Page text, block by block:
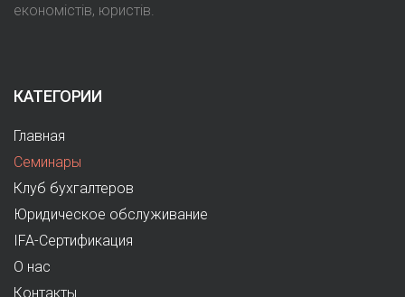
економістів, юристів.
КАТЕГОРИИ
Главная
Семинары
Клуб бухгалтеров
Юридическое обслуживание
IFA-Сертификация
О нас
Контакты